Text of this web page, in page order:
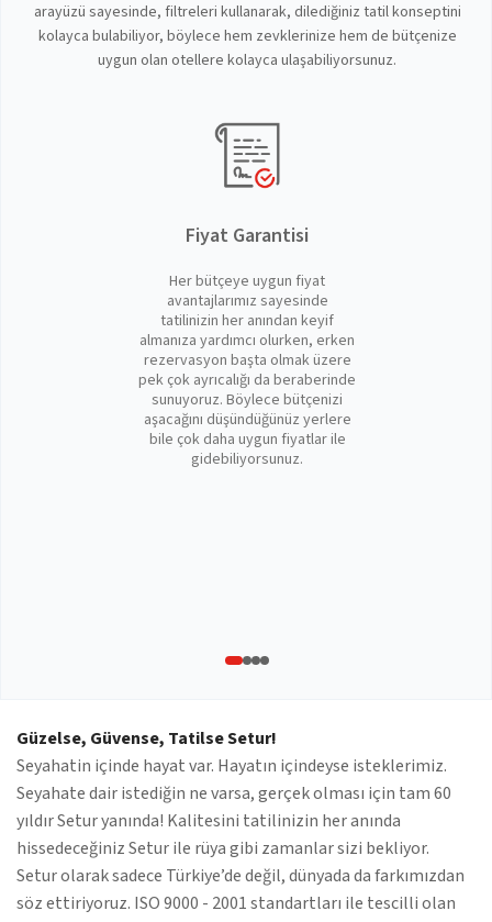
arayüzü sayesinde, filtreleri kullanarak, dilediğiniz tatil konseptini
kolayca bulabiliyor, böylece hem zevklerinize hem de bütçenize
uygun olan otellere kolayca ulaşabiliyorsunuz.
Fiyat Garantisi
Her bütçeye uygun fiyat
avantajlarımız sayesinde
tatilinizin her anından keyif
almanıza yardımcı olurken, erken
rezervasyon başta olmak üzere
pek çok ayrıcalığı da beraberinde
sunuyoruz. Böylece bütçenizi
aşacağını düşündüğünüz yerlere
bile çok daha uygun fiyatlar ile
gidebiliyorsunuz.
Güzelse, Güvense, Tatilse Setur!
Seyahatin içinde hayat var. Hayatın içindeyse isteklerimiz.
Seyahate dair istediğin ne varsa, gerçek olması için tam 60
yıldır Setur yanında! Kalitesini tatilinizin her anında
hissedeceğiniz Setur ile rüya gibi zamanlar sizi bekliyor.
Setur olarak sadece Türkiye’de değil, dünyada da farkımızdan
söz ettiriyoruz. ISO 9000 - 2001 standartları ile tescilli olan